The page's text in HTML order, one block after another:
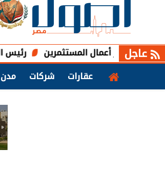
عاجل رئيس الوزراء
أعمال المستثمرين
عقارات
شركات